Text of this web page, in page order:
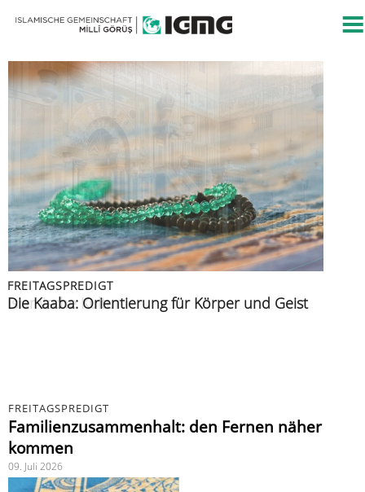
FREITAGSPREDIGT
Islamische Kultur
FREITAGSPREDIGT
Die Kaaba: Orientierung für Körper und Geist
PRESSEMITTEILUNG
Islamische Gemeinschaft verurteilt Angriff auf
FREITAGSPREDIGT
Azan: der Ruf zur Zeugenschaft
FREITAGSPREDIGT
Muslime im Urlaub
FREITAGSPREDIGT
Familienzusammenhalt: den Fernen näher
kommen
09. Juli 2026